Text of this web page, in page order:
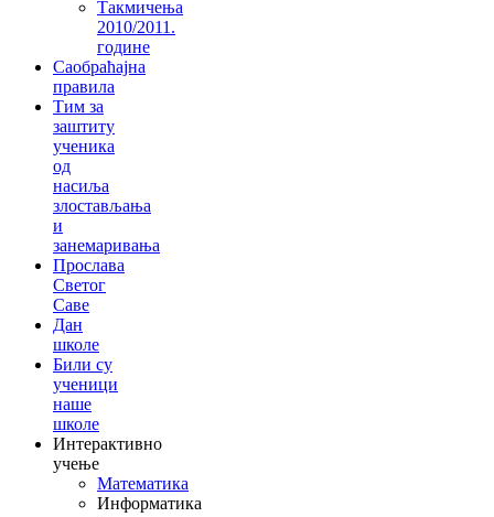
Такмичења
2010/2011.
године
Саобраћајна
правила
Тим за
заштиту
ученика
од
насиља
злостављања
и
занемаривања
Прослава
Светог
Саве
Дан
школе
Били су
ученици
наше
школе
Интерактивно
учење
Математика
Информатика